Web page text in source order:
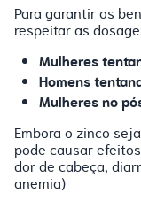
Para garantir os
respeitar as
Mulheres
Homens
Mulheres no
Embora o zinco
pode causar
dor de cabeça,
anemia)